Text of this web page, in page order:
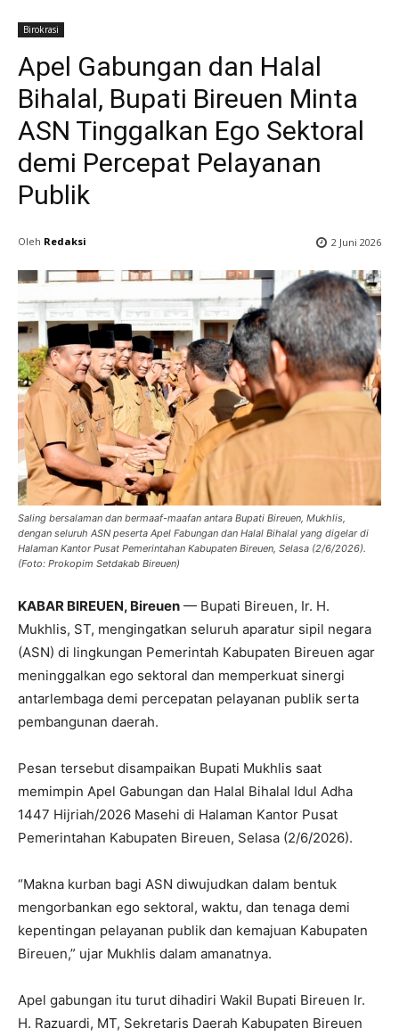
Birokrasi
Apel Gabungan dan Halal
Bihalal, Bupati Bireuen Minta
ASN Tinggalkan Ego Sektoral
demi Percepat Pelayanan
Publik
Oleh Redaksi 2 Juni 2026
Saling bersalaman dan bermaaf-maafan antara Bupati Bireuen, Mukhlis,
dengan seluruh ASN peserta Apel Fabungan dan Halal Bihalal yang digelar di
Halaman Kantor Pusat Pemerintahan Kabupaten Bireuen, Selasa (2/6/2026).
(Foto: Prokopim Setdakab Bireuen)
KABAR BIREUEN, Bireuen — Bupati Bireuen, Ir. H.
Mukhlis, ST, mengingatkan seluruh aparatur sipil negara
(ASN) di lingkungan Pemerintah Kabupaten Bireuen agar
meninggalkan ego sektoral dan memperkuat sinergi
antarlembaga demi percepatan pelayanan publik serta
pembangunan daerah.
Pesan tersebut disampaikan Bupati Mukhlis saat
memimpin Apel Gabungan dan Halal Bihalal Idul Adha
1447 Hijriah/2026 Masehi di Halaman Kantor Pusat
Pemerintahan Kabupaten Bireuen, Selasa (2/6/2026).
“Makna kurban bagi ASN diwujudkan dalam bentuk
mengorbankan ego sektoral, waktu, dan tenaga demi
kepentingan pelayanan publik dan kemajuan Kabupaten
Bireuen,” ujar Mukhlis dalam amanatnya.
Apel gabungan itu turut dihadiri Wakil Bupati Bireuen Ir.
H. Razuardi, MT, Sekretaris Daerah Kabupaten Bireuen